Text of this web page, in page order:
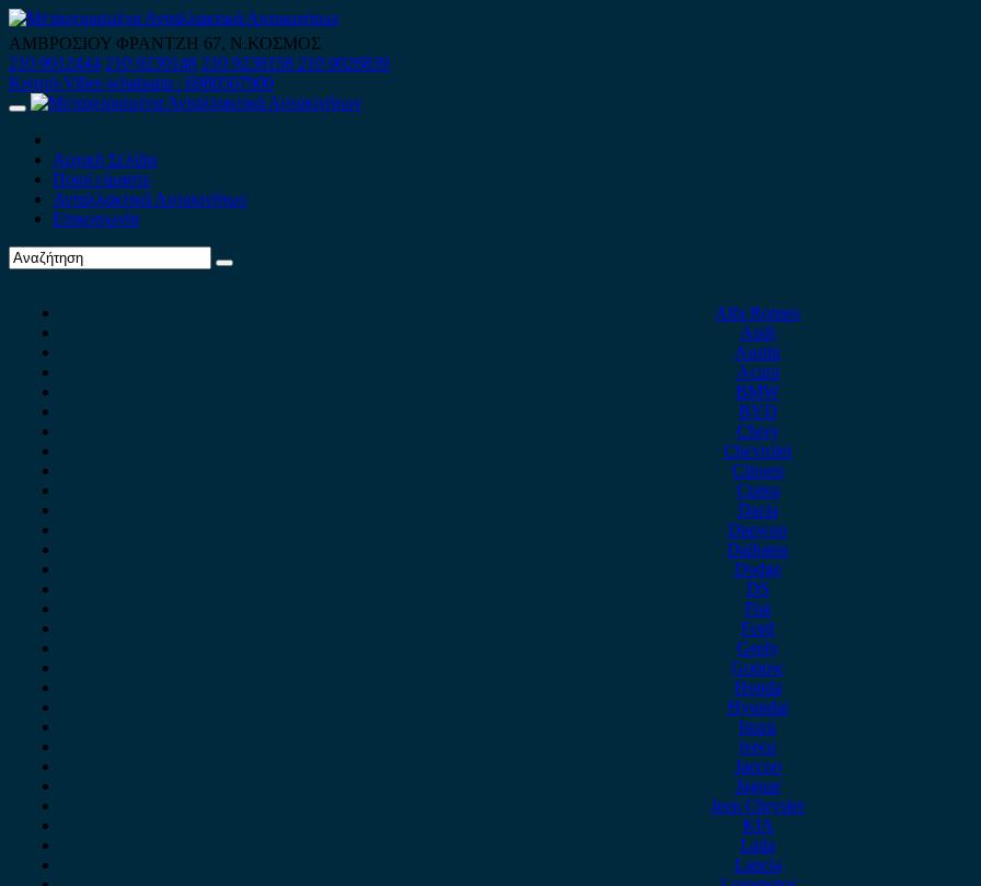
Skip
to
content
ΑΜΒΡΟΣΙΟΥ ΦΡΑΝΤΖΗ 67, Ν.ΚΟΣΜΟΣ
210 9012444 210 9239148 210 9238158 210 9026839
Κινητό-Viber-whatsapp : 6980507900
Primary
Αρχική Σελίδα
Ποιοί είμαστε
Ανταλλακτικά Αυτοκινήτων
Επικοινωνία
Alfa Romeo
Audi
Austin
Acura
BMW
BYD
Chery
Chevrolet
Citroen
Cupra
Dacia
Daewoo
Daihatsu
Dodge
DS
Fiat
Ford
Geely
Gonow
Honda
Hyundai
Isuzu
iveco
Jaecoo
Jaguar
Jeep Chrysler
KIA
Lada
Lancia